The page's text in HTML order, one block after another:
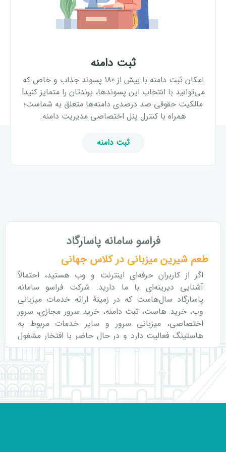
ثبت دامنه
امکان ثبت دامنه با بیش از 180 پسوند جذاب و خاص که
می‌توانید با انتخاب این پسوندها، برندتان را متمایز کنید!
مالکیت حقوقی صد درصدی دامنه‌ها متعلق به شماست؛
همراه با کنترل پنل اختصاصی مدیریت دامنه.
ثبت دامنه
فراسو سامانه پاسارگاد
طعم شیرین میزبانی در کلاس جهانی
اگر از کاربران حرفه‌ای اینترنت و وب هستید، احتمالاً
آشنایی دیرینه‌ای با ما دارید. شرکت فراسو سامانه
پاسارگاد سال‌هاست که در زمینهٔ ارائه خدمات میزبانی
وب، خرید هاست، ثبت دامنه، خرید سرور مجازی، سرور
اختصاصی، میزبانی سرور و سایر خدمات مربوط به
هاستینگ فعالیت دارد و در حال حاضر با افتخار مشغول
ارائه خدمات به بیش از ده‌ها هزار کسب‌وکار مختلف
است. در ادامه با بخشی از خدمات ارائه شده توسط
شرکت فراسو سامانه پاسارگاد آشنا خواهیم شد:
ثبت دامنه